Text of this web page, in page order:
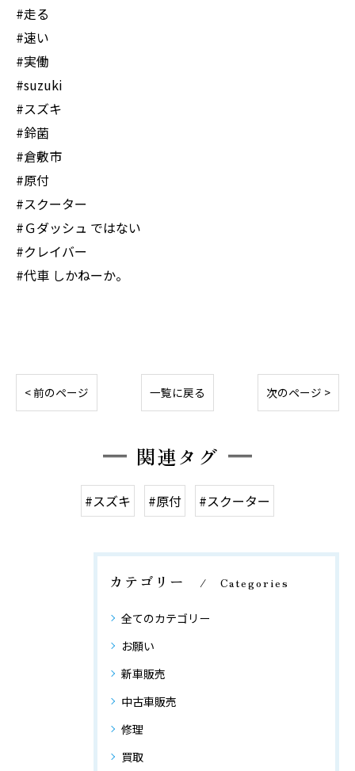
#走る
#速い
#実働
#suzuki
#スズキ
#鈴菌
#倉敷市
#原付
#スクーター
#Ｇダッシュ ではない
#クレイバー
#代車 しかねーか。
< 前のページ 一覧に戻る 次のページ >
関連タグ
#スズキ #原付 #スクーター
カテゴリー Categories
全てのカテゴリー
お願い
新車販売
中古車販売
修理
買取